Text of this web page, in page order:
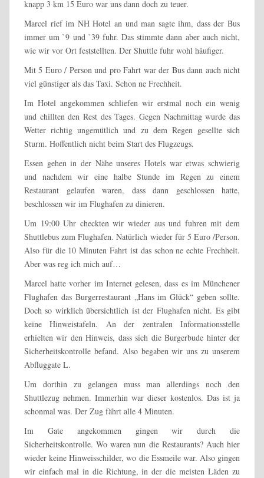
knapp 3 km 15 Euro war uns dann doch zu teuer.
Marcel rief im NH Hotel an und man sagte ihm, dass der Bus
immer um `9 und `39 fuhr. Das stimmte dann aber auch nicht,
wie wir vor Ort feststellten. Der Shuttle fuhr wohl häufiger.
Mit 5 Euro / Person und pro Fahrt war der Bus dann auch nicht
viel günstiger als das Taxi. Schon ne Frechheit.
Im Hotel angekommen schliefen wir erstmal noch ein wenig
und chillten den Rest des Tages. Gegen Nachmittag wurde das
Wetter richtig ungemütlich und zu dem Regen gesellte sich
Sturm. Hoffentlich nicht beim Start des Flugzeugs.
Essen gehen in der Nähe unseres Hotels war etwas schwierig
und nachdem wir eine halbe Stunde im Regen zu einem
Restaurant gelaufen waren, dass dann geschlossen hatte,
beschlossen wir im Flughafen zu dinieren.
Um 19:00 Uhr checkten wir wieder aus und fuhren mit dem
Shuttlebus zum Flughafen. Natürlich wieder für 5 Euro /Person.
Also für die 10 Minuten Fahrt ist das schon ne echte Frechheit.
Aber was reg ich mich auf…
Marcel hatte vorher im Internet gelesen, dass es im Münchener
Flughafen das Burgerrestaurant „Hans im Glück“ geben sollte.
Doch so wirklich übersichtlich ist der Flughafen nicht. Es gibt
keine Hinweistafeln. An der zentralen Informationsstelle
erhielten wir den Hinweis, dass sich die Burgerbude hinter der
Sicherheitskontrolle befand. Also begaben wir uns zu unserem
Abfluggate L.
Um dorthin zu gelangen muss man allerdings noch den
Shuttlezug nehmen. Immerhin war dieser kostenlos. Das ist ja
schonmal was. Der Zug fährt alle 4 Minuten.
Im Gate angekommen gingen wir durch die
Sicherheitskontrolle. Wo waren nun die Restaurants? Auch hier
wieder keine Hinweisschilder, wo die Essmeile war. Also gingen
wir einfach mal in die Richtung, in der die meisten Läden zu